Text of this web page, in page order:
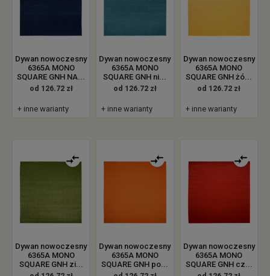
Dywan nowoczesny
6365A MONO
SQUARE GNH NA...
od 126.72 zł
+ inne warianty
Dywan nowoczesny
6365A MONO
SQUARE GNH ni...
od 126.72 zł
+ inne warianty
Dywan nowoczesny
6365A MONO
SQUARE GNH żó...
od 126.72 zł
+ inne warianty
Dywan nowoczesny
6365A MONO
SQUARE GNH zi...
Dywan nowoczesny
6365A MONO
SQUARE GNH po...
Dywan nowoczesny
6365A MONO
SQUARE GNH cz...